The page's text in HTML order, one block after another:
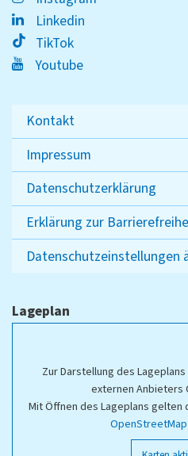
Linkedin
TikTok
Youtube
Kontakt
Impressum
Datenschutzerklärung
Erklärung zur
Datenschutzeinstellungen
Lageplan
Zur Darstellung des
externen Anbieters
Mit Öffnen des Lageplans gelten